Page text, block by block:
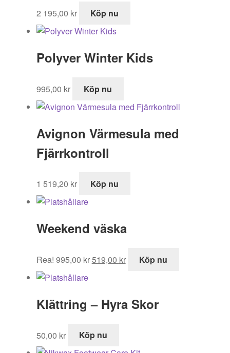
2 195,00 kr Köp nu
Polyver Winter Kids
995,00 kr Köp nu
Avignon Värmesula med
Fjärrkontroll
1 519,20 kr Köp nu
Weekend väska
Rea! 995,00kr
ursprungliga
995,00 kr.
519,00 kr
nuvarande
519,00 kr.
Köp nu
Klättring – Hyra Skor
50,00 kr Köp nu